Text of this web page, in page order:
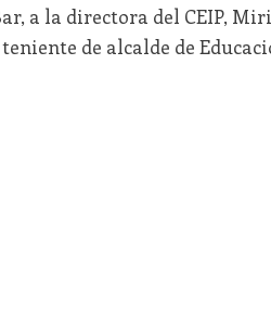
a la directora del CEIP,
de alcalde de